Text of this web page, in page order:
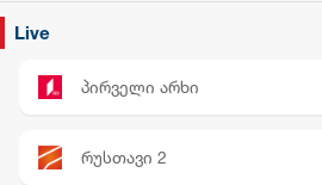
Live
პირველი არხი
რუსთავი 2